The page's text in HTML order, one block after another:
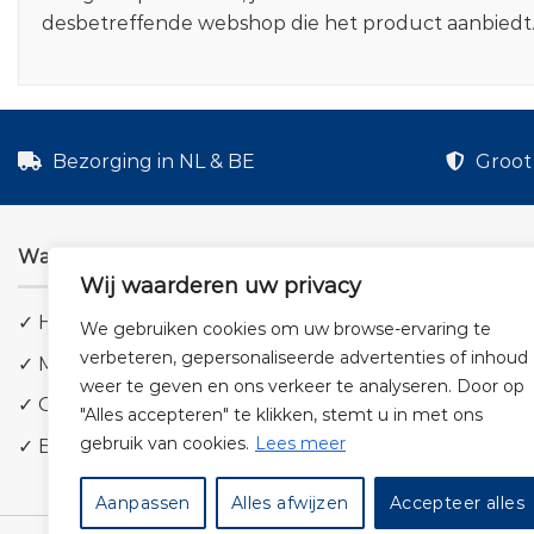
Wij waarderen uw privacy
We gebruiken cookies om uw browse-ervaring te
verbeteren, gepersonaliseerde advertenties of inhoud
weer te geven en ons verkeer te analyseren. Door op
"Alles accepteren" te klikken, stemt u in met ons
gebruik van cookies. Lees meer
Aanpassen Alles afwijzen Accepteer alles
desbetreffende webshop die het product aanbiedt.
Bezorging in NL & BE
Waarom shoppen via ons?
✓ Hoge kwaliteit geluid
✓ Meer dan 5.000 producten
✓ Groot aanbod en lage prijzen
✓ Bezorging in NL & BE